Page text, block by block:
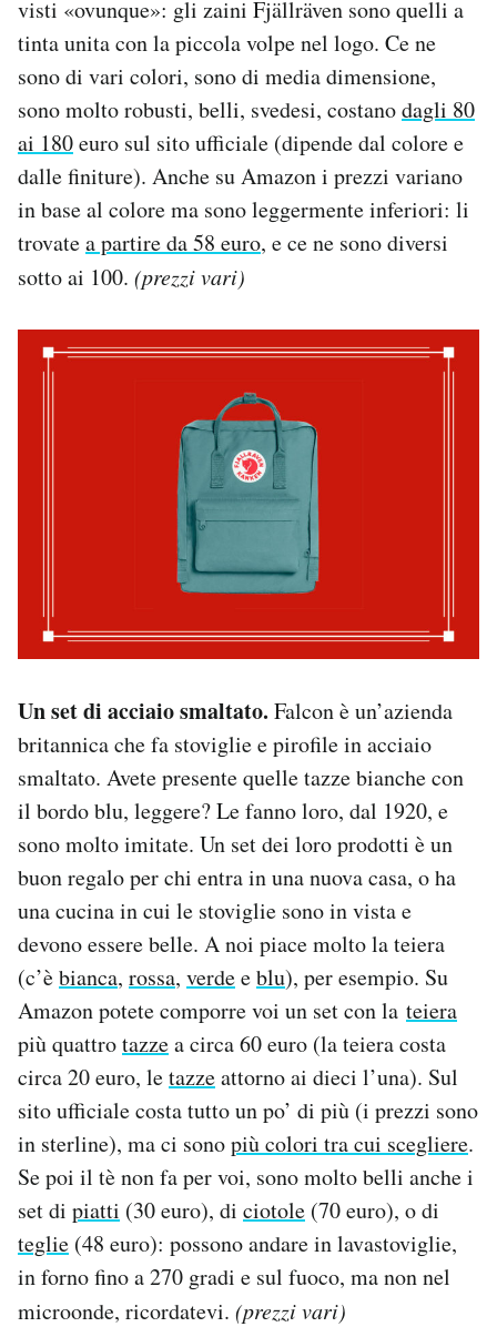
visti «ovunque»: gli zaini Fjällräven sono quelli a
tinta unita con la piccola volpe nel logo. Ce ne
sono di vari colori, sono di media dimensione,
sono molto robusti, belli, svedesi, costanodagli 80
ai 180euro sul sito ufficiale (dipende dal colore e
dalle finiture). Anche su Amazon i prezzi variano
in base al colore ma sono leggermente inferiori: li
trovatea partire da 58 euro, e ce ne sono diversi
sotto ai 100. (prezzi vari)
Un set di acciaio smaltato. Falcon è un’azienda
britannica che fa stoviglie e pirofile in acciaio
smaltato. Avete presente quelle tazze bianche con
il bordo blu, leggere? Le fanno loro, dal 1920, e
sono molto imitate. Un set dei loro prodotti è un
buon regalo per chi entra in una nuova casa, o ha
una cucina in cui le stoviglie sono in vista e
devono essere belle. A noi piace molto la teiera
(c’èbianca, rossa, verdeeblu), per esempio. Su
Amazon potete comporre voi un set con la teiera
più quattrotazzea circa 60 euro (la teiera costa
circa 20 euro, letazzeattorno ai dieci l’una). Sul
sito ufficiale costa tutto un po’ di più (i prezzi sono
in sterline), ma ci sonopiù colori tra cui scegliere.
Se poi il tè non fa per voi, sono molto belli anche i
set di piatti (30 euro), di ciotole (70 euro), o di
teglie (48 euro): possono andare in lavastoviglie,
in forno fino a 270 gradi e sul fuoco, ma non nel
microonde, ricordatevi. (prezzi vari)